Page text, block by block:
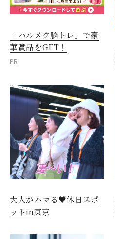
「ハルメク脳トレ」で豪
華賞品をGET！
PR
大人がハマる♥休日スポ
ットin東京